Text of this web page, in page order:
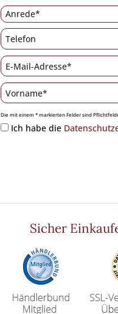
Die mit einem * markierten Felder sind
Ich habe die
Sicher